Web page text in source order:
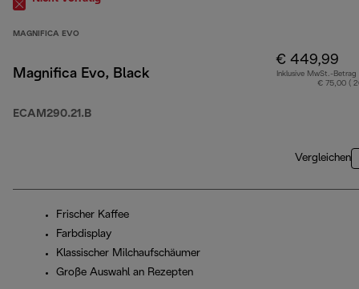
MAGNIFICA EVO
Magnifica Evo, Black
ECAM290.21.B
€ 449,99
Inklusive MwSt.-Betrag
€ 75,00 (
Vergleichen
Frischer Kaffee
Farbdisplay
Klassischer Milchaufschäumer
Große Auswahl an Rezepten